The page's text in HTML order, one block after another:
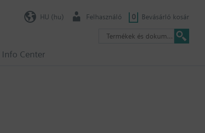
Info Center
HU (hu) Felhasználó 0 Bevásárló kosár